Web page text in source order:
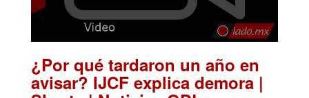
¿Por qué tardaron un año en
avisar? IJCF explica demora |